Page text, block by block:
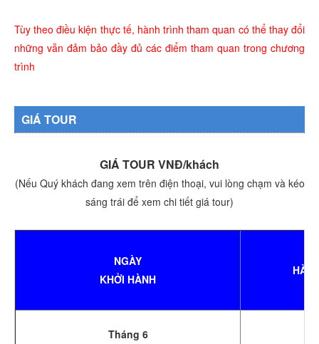
Tùy theo điều kiện thực tế, hành trình tham quan có thể thay đổi
những vẫn đảm bảo đầy đủ các điểm tham quan trong chương
trình
GIÁ TOUR
GIÁ TOUR VNĐ/khách
(Nếu Quý khách đang xem trên điện thoại, vui lòng chạm và kéo
sáng trái để xem chi tiết giá tour)
NGÀY
KHỞI HÀNH
Tháng 6